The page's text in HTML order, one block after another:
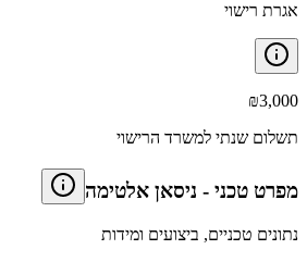
אגרת רישוי
₪3,000
תשלום שנתי למשרד הרישוי
מפרט טכני - ניסאן אלטימה
נתונים טכניים, ביצועים ומידות